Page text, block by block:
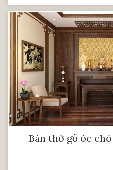
Bàn thờ gỗ óc